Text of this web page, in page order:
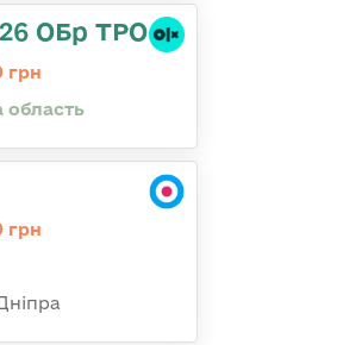
ОБр ТРО
грн
область
грн